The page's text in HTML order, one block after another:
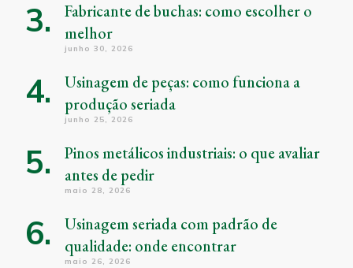
Fabricante de buchas: como escolher o
melhor
junho 30, 2026
Usinagem de peças: como funciona a
produção seriada
junho 25, 2026
Pinos metálicos industriais: o que avaliar
antes de pedir
maio 28, 2026
Usinagem seriada com padrão de
qualidade: onde encontrar
maio 26, 2026